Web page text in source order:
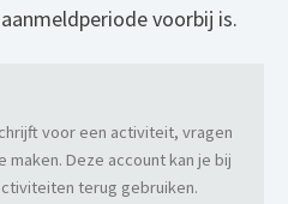
voorbij is.
voor een activiteit, vragen
maken. Deze account kan je bij
terug gebruiken.